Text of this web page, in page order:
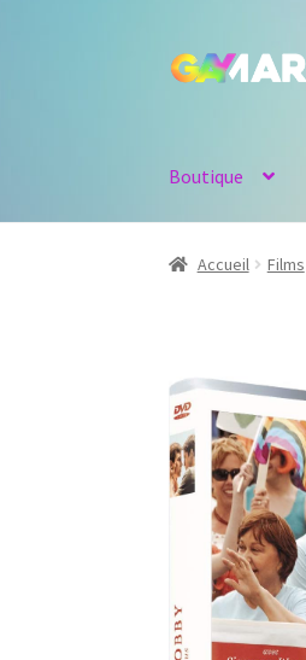
Aller
Aller
Boutique
Accueil Films